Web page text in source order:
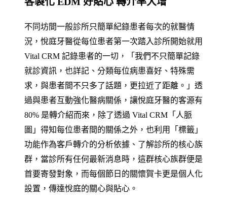
不同坊間一般診所只簡單紀錄患者每次的就醫情
況，悅庭牙醫從每位患者第一次踏入診所開始就用
Vital CRM 記錄患者的一切，「我們不只簡單記錄
就診資訊，也詳記、分類每位病患喜好、特殊需
求，與患者間不只多了話題，更拉近了距離。」透
過與患者互動強化醫病關係，讓悅庭牙醫的客源有
80% 是轉介紹而來，除了透過 Vital CRM「人脈
圖」得知每位患者間的關係之外，也利用「標籤」
功能作為客戶轉介的分析依據、了解診所的核心族
群，當診所有任何最新消息時，這群核心族群便是
首要寄發對象，而每個節日的關懷賀卡更是個人化
設置，傳達悅庭的關心與貼心。